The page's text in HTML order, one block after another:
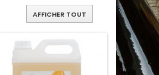
AFFICHER TOUT